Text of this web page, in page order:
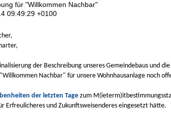
für "Willkommen Nachbar"
09:49:29 +0100
der Beschreibung unseres Gemeindebaus und
Nachbar" für unsere Wohnhausanlage noch
der letzten Tagezum
Erfreulicheres und Zukunftsweisenderes eingesetzt hätte.